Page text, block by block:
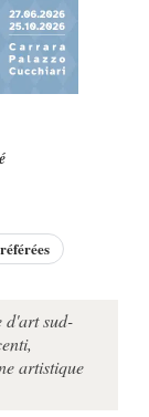
d'art sud-
artistique